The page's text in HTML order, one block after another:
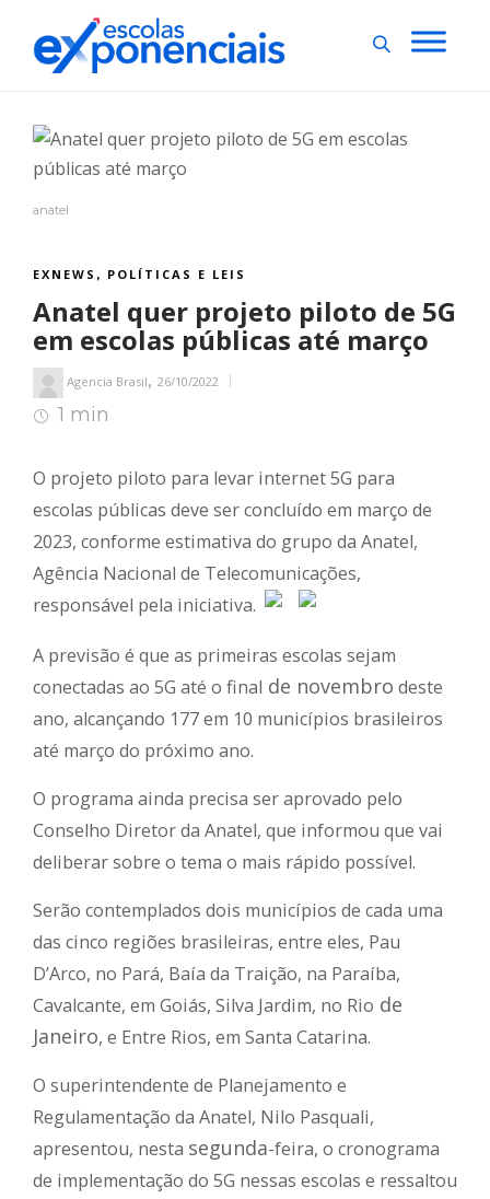
anatel
EXNEWS , POLÍTICAS E LEIS
Anatel quer projeto piloto de 5G
em escolas públicas até março
Agencia Brasil, 26/10/2022
1 min
O projeto piloto para levar internet 5G para
escolas públicas deve ser concluído em março de
2023, conforme estimativa do grupo da Anatel,
Agência Nacional de Telecomunicações,
responsável pela iniciativa.
A previsão é que as primeiras escolas sejam
conectadas ao 5G até o final de novembro deste
ano, alcançando 177 em 10 municípios brasileiros
até março do próximo ano.
O programa ainda precisa ser aprovado pelo
Conselho Diretor da Anatel, que informou que vai
deliberar sobre o tema o mais rápido possível.
Serão contemplados dois municípios de cada uma
das cinco regiões brasileiras, entre eles, Pau
D’Arco, no Pará, Baía da Traição, na Paraíba,
Cavalcante, em Goiás, Silva Jardim, no Rio de
Janeiro, e Entre Rios, em Santa Catarina.
O superintendente de Planejamento e
Regulamentação da Anatel, Nilo Pasquali,
apresentou, nesta segunda-feira, o cronograma
de implementação do 5G nessas escolas e ressaltou